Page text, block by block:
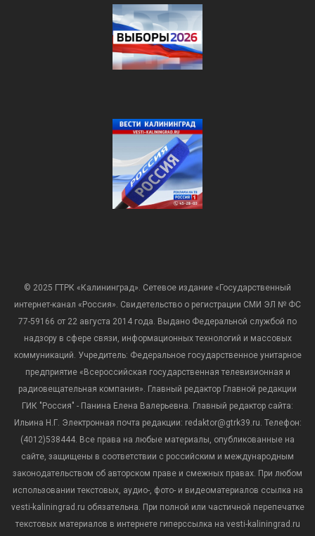
© 2025 ГТРК «Калининград». Сетевое издание «Государственный
интернет-канал «Россия». Свидетельство о регистрации СМИ ЭЛ № ФС
77-59166 от 22 августа 2014 года. Выдано Федеральной службой по
надзору в сфере связи, информационных технологий и массовых
коммуникаций. Учредитель: Федеральное государственное унитарное
предприятие «Всероссийская государственная телевизионная и
радиовещательная компания». Главный редактор Главной редакции
ГИК "Россия" - Панина Елена Валерьевна. Главный редактор сайта:
Ильина Н.Г. Электронная почта редакции: redaktor@gtrk39.ru. Телефон:
(4012)538444. Все права на любые материалы, опубликованные на
сайте, защищены в соответствии с российским и международным
законодательством об авторском праве и смежных правах. При любом
использовании текстовых, аудио-, фото- и видеоматериалов ссылка на
vesti-kaliningrad.ru обязательна. При полной или частичной перепечатке
текстовых материалов в интернете гиперссылка на vesti-kaliningrad.ru